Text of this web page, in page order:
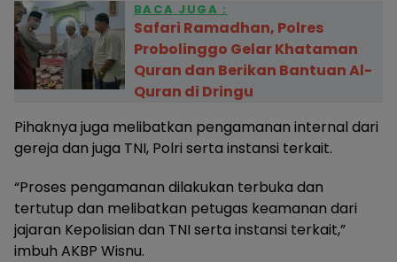
BACA JUGA :
Safari Ramadhan, Polres
Probolinggo Gelar Khataman
Quran dan Berikan Bantuan Al-
Quran di Dringu
Pihaknya juga melibatkan pengamanan internal dari
gereja dan juga TNI, Polri serta instansi terkait.
“Proses pengamanan dilakukan terbuka dan
tertutup dan melibatkan petugas keamanan dari
jajaran Kepolisian dan TNI serta instansi terkait,”
imbuh AKBP Wisnu.